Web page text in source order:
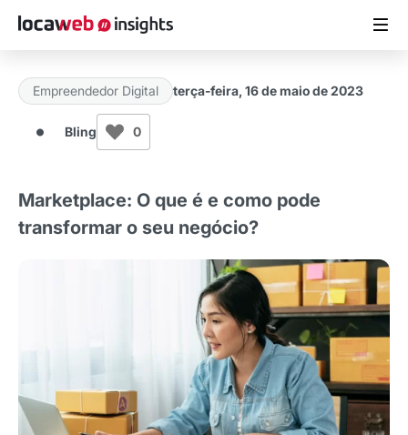
ARTIGOS
MATERIAIS GRATUITOS
ESTUDOS
Empreendedor Digital terça-feira, 16 de maio de 2023
Bling 0
Marketplace: O que é e como pode
transformar o seu negócio?